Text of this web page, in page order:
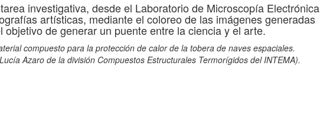
investigativa, desde el Laboratorio de Microscopía Electrónica
artísticas, mediante el coloreo de las imágenes generadas
objetivo de generar un puente entre la ciencia y el arte.
compuesto para la protección de calor de la tobera de naves espaciales.
Azaro de la división Compuestos Estructurales Termorígidos del INTEMA).